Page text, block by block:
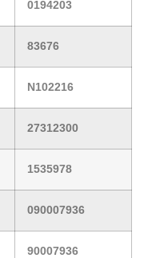
0194203
83676
N102216
27312300
1535978
090007936
90007936